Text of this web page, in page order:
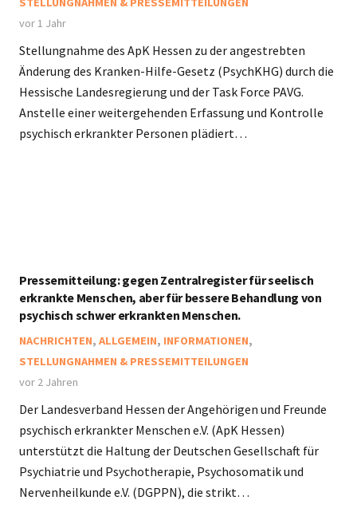
vor 1 Jahr
Stellungnahme des ApK Hessen zu der angestrebten
Änderung des Kranken-Hilfe-Gesetz (PsychKHG) durch die
Hessische Landesregierung und der Task Force PAVG.
Anstelle einer weitergehenden Erfassung und Kontrolle
psychisch erkrankter Personen plädiert…
Pressemitteilung: gegen Zentralregister für seelisch
erkrankte Menschen, aber für bessere Behandlung von
psychisch schwer erkrankten Menschen.
NACHRICHTEN, ALLGEMEIN, INFORMATIONEN,
STELLUNGNAHMEN & PRESSEMITTEILUNGEN
vor 2 Jahren
Der Landesverband Hessen der Angehörigen und Freunde
psychisch erkrankter Menschen e.V. (ApK Hessen)
unterstützt die Haltung der Deutschen Gesellschaft für
Psychiatrie und Psychotherapie, Psychosomatik und
Nervenheilkunde e.V. (DGPPN), die strikt…